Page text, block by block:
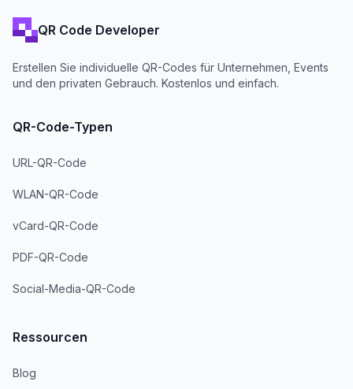
QR Code Developer
Erstellen Sie individuelle QR-Codes für Unternehmen, Events
und den privaten Gebrauch. Kostenlos und einfach.
QR-Code-Typen
URL-QR-Code
WLAN-QR-Code
vCard-QR-Code
PDF-QR-Code
Social-Media-QR-Code
Ressourcen
Blog